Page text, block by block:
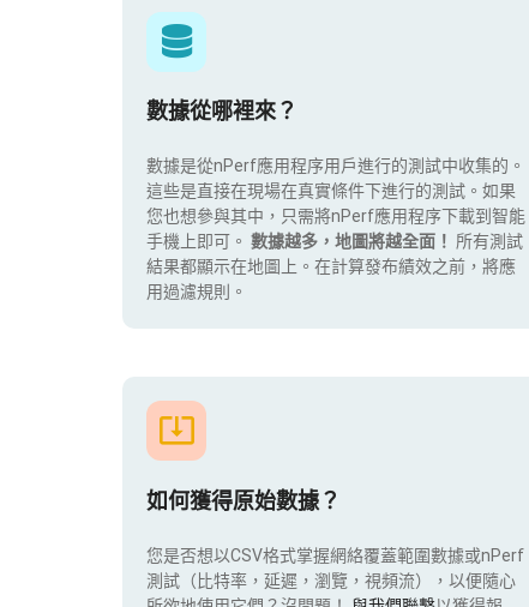
數據從哪裡來？
數據是從nPerf應用程序用戶進行的測試中收集的。
這些是直接在現場在真實條件下進行的測試。如果
您也想參與其中，只需將nPerf應用程序下載到智能
手機上即可。 數據越多，地圖將越全面！ 所有測試
結果都顯示在地圖上。在計算發布績效之前，將應
用過濾規則。
如何獲得原始數據？
您是否想以CSV格式掌握網絡覆蓋範圍數據或nPerf
測試（比特率，延遲，瀏覽，視頻流），以便隨心